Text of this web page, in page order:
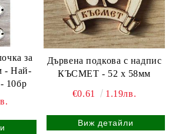
за
- Най-
10бр
Дървена подкова с надпис
КЪСМЕТ - 52 х 58мм
€0.61 1.19лв.
Виж детайли